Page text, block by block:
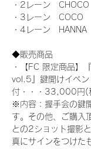
・2レーン　CHOCO
・3レーン　COCO
・4レーン　HANNA
◆販売商品
・【FC 限定商品】
vol.5』鍵開けイベン
付・・・33,000円(
※内容：握手会の鍵
す。その他、ご購入
との2ショット撮影
真にサインをつけた